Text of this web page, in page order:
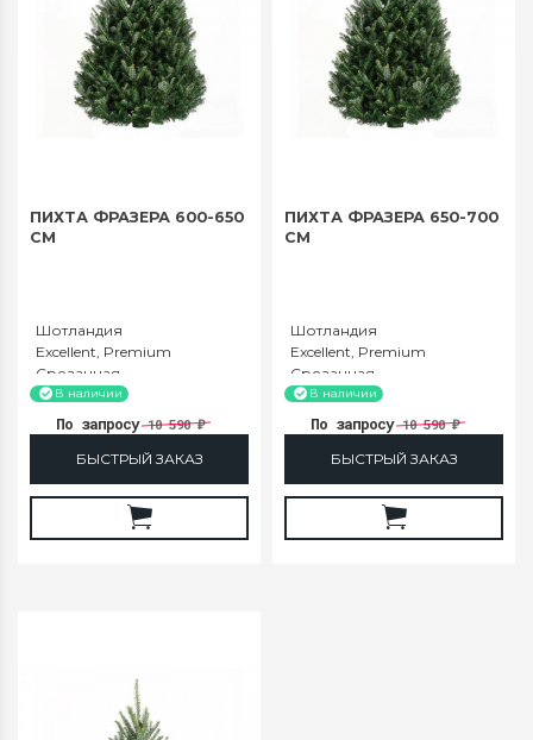
ПИХТА ФРАЗЕРА 600-650
СМ
Шотландия
Excellent, Premium
Срезанная
600-650
В наличии
По запросу10 590₽
БЫСТРЫЙ ЗАКАЗ
ПИХТА ФРАЗЕРА 650-700
СМ
Шотландия
Excellent, Premium
Срезанная
650-700
В наличии
По запросу10 590₽
БЫСТРЫЙ ЗАКАЗ